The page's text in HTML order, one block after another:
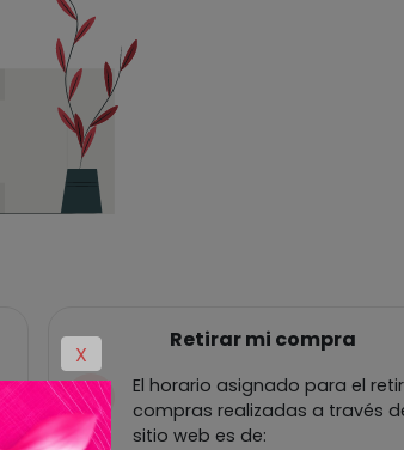
X
Retirar mi compra
El horario asignado para el
compras realizadas a través
sitio web es de: